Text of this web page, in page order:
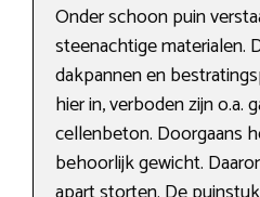
Onder schoon puin
steenachtige materialen.
dakpannen en
hier in, verboden zijn o.a.
cellenbeton. Doorgaans
behoorlijk gewicht.